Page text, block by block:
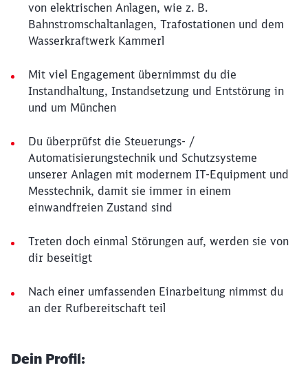
von elektrischen Anlagen, wie z. B.
Bahnstromschaltanlagen, Trafostationen und dem
Wasserkraftwerk Kammerl
Mit viel Engagement übernimmst du die
Instandhaltung, Instandsetzung und Entstörung in
und um München
Du überprüfst die Steuerungs- /
Automatisierungstechnik und Schutzsysteme
unserer Anlagen mit modernem IT-Equipment und
Messtechnik, damit sie immer in einem
einwandfreien Zustand sind
Treten doch einmal Störungen auf, werden sie von
dir beseitigt
Nach einer umfassenden Einarbeitung nimmst du
an der Rufbereitschaft teil
Dein Profil: